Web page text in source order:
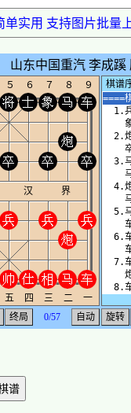
实用 支持图片批量
谱